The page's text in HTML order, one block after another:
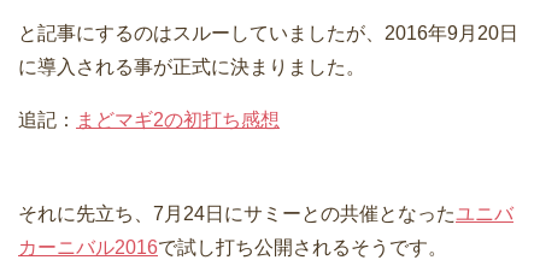
と記事にするのはスルーしていましたが、2016年9月20日
に導入される事が正式に決まりました。
追記： まどマギ2の初打ち感想
それに先立ち、7月24日にサミーとの共催となったユニバ
カーニバル2016で試し打ち公開されるそうです。